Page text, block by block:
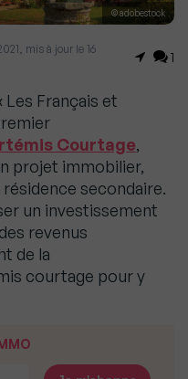
© adobestock
mis à jour le 16
1
Français et
Courtage,
projet immobilier,
résidence secondaire.
un investissement
revenus
de la
courtage pour y